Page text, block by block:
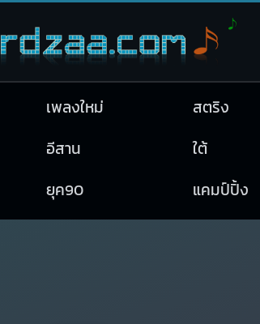
เพลงใหม่
สตริง
อีสาน
ใต้
ยุค90 แคมป์ปิ้ง